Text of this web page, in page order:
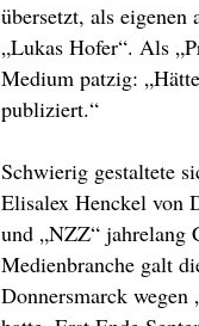
übersetzt, als
„Lukas Hofer“. Als
Medium patzig:
publiziert.“
Schwierig gestaltete
Elisalex Henckel von
und „NZZ“ jahrelang
Medienbranche galt
Donnersmarck wegen